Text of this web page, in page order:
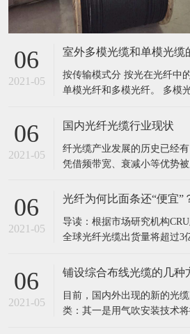
06
2021-05
室外多模光缆和单模光缆
按传输模式分 按光在光纤中
单模光纤和多模光纤。 多模光纤的纤芯直径为
直径为8.3μm，包层外直径
纤损耗一般是随波长加长而
06
2021-05
国内光纤光缆行业现状
纤光缆产业发展的历史已经
凭借频带宽、衰减小等优势
网络信息都使用光纤光缆进行
产业的发展对我国的信息化
我国的光纤光缆产业发展历
06
2021-05
光纤为何比面条还“便宜”
导读：根据市场研究机构
全球光纤光缆出货量将超过3
由此也带来了低价竞争以次充
球光纤光缆出货量将超过3亿
超过2．85亿芯公里。这将导
06
2021-05
铺设综合布线光缆的几种
目前，国内外出现的新的光
类：其一是用气吹安装技术